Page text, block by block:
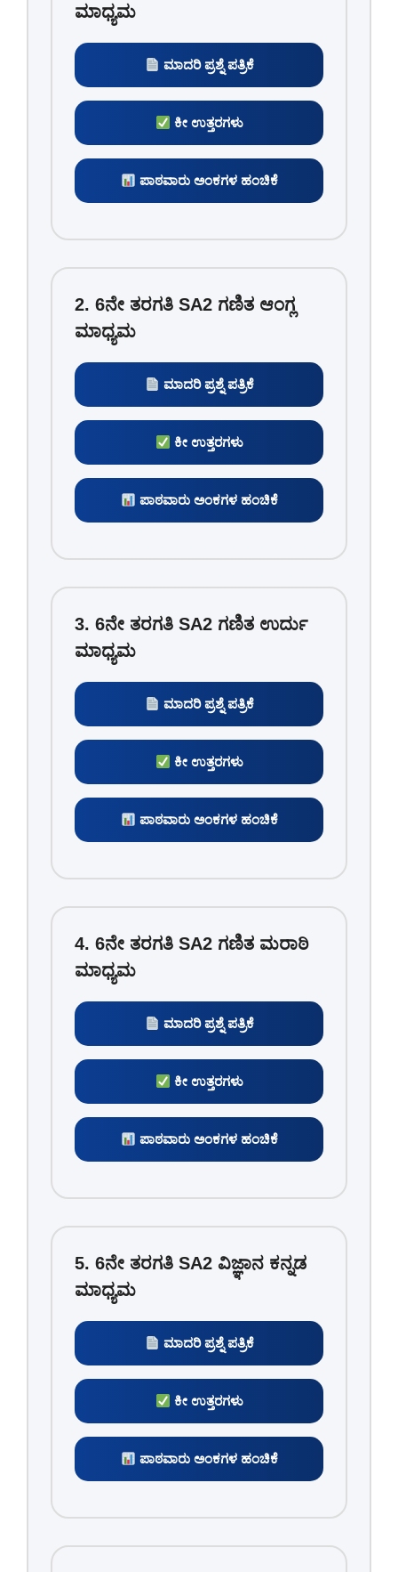
ಮಾಧ್ಯಮ
ಮಾದರಿ ಪ್ರಶ್ನೆ ಪತ್ರಿಕೆ
ಕೀ ಉತ್ತರಗಳು
ಪಾಠವಾರು ಅಂಕಗಳ ಹಂಚಿಕೆ
2. 6ನೇ ತರಗತಿ SA2 ಗಣಿತ ಆಂಗ್ಲ
ಮಾಧ್ಯಮ
ಮಾದರಿ ಪ್ರಶ್ನೆ ಪತ್ರಿಕೆ
ಕೀ ಉತ್ತರಗಳು
ಪಾಠವಾರು ಅಂಕಗಳ ಹಂಚಿಕೆ
3. 6ನೇ ತರಗತಿ SA2 ಗಣಿತ ಉರ್ದು
ಮಾಧ್ಯಮ
ಮಾದರಿ ಪ್ರಶ್ನೆ ಪತ್ರಿಕೆ
ಕೀ ಉತ್ತರಗಳು
ಪಾಠವಾರು ಅಂಕಗಳ ಹಂಚಿಕೆ
4. 6ನೇ ತರಗತಿ SA2 ಗಣಿತ ಮರಾಠಿ
ಮಾಧ್ಯಮ
ಮಾದರಿ ಪ್ರಶ್ನೆ ಪತ್ರಿಕೆ
ಕೀ ಉತ್ತರಗಳು
ಪಾಠವಾರು ಅಂಕಗಳ ಹಂಚಿಕೆ
5. 6ನೇ ತರಗತಿ SA2 ವಿಜ್ಞಾನ ಕನ್ನಡ
ಮಾಧ್ಯಮ
ಮಾದರಿ ಪ್ರಶ್ನೆ ಪತ್ರಿಕೆ
ಕೀ ಉತ್ತರಗಳು
ಪಾಠವಾರು ಅಂಕಗಳ ಹಂಚಿಕೆ